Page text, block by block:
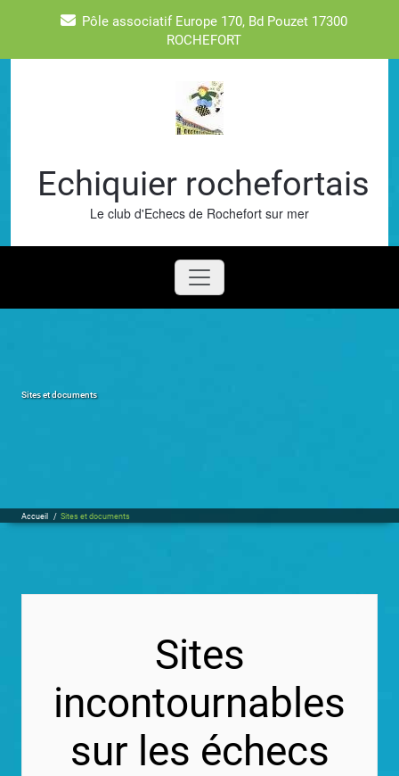
Pôle associatif Europe 170, Bd Pouzet 17300
ROCHEFORT
Echiquier rochefortais
Le club d'Echecs de Rochefort sur mer
Sites et documents
Accueil / Sites et documents
Sites
incontournables
sur les échecs